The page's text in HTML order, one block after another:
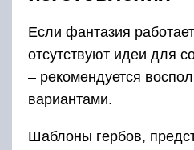
Если фантазия
отсутствуют идеи для
– рекомендуется
вариантами.
Шаблоны гербов,